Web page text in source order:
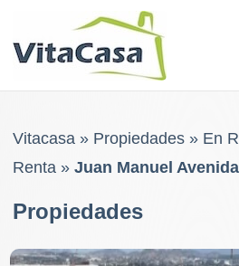
Vitacasa» Propiedades» En
Renta» Juan Manuel
Propiedades